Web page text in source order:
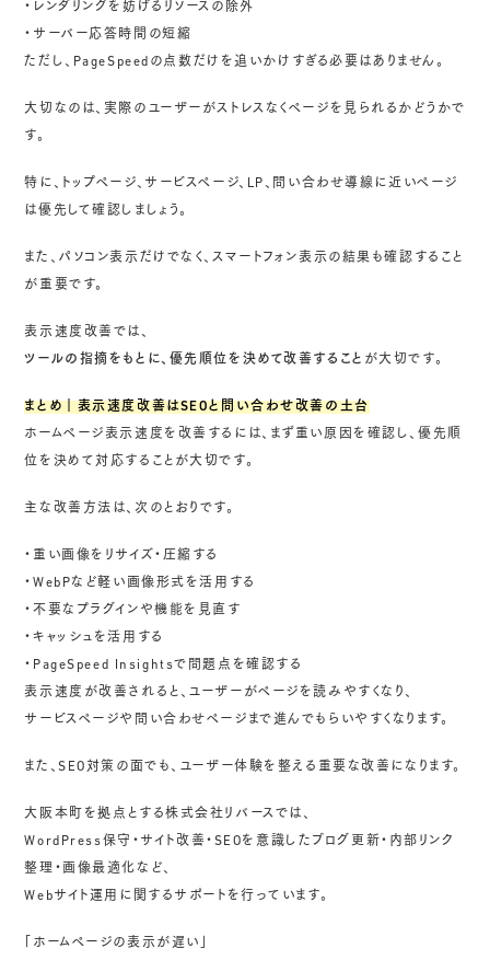
・レンダリングを妨げるリソースの除外
・サーバー応答時間の短縮
ただし、PageSpeedの点数だけを追いかけすぎる必要はありません。
大切なのは、実際のユーザーがストレスなくページを見られるかどうかで
す。
特に、トップページ、サービスページ、LP、問い合わせ導線に近いページ
は優先して確認しましょう。
また、パソコン表示だけでなく、スマートフォン表示の結果も確認すること
が重要です。
表示速度改善では、
ツールの指摘をもとに、優先順位を決めて改善すること が大切です。
まとめ｜表示速度改善はSEOと問い合わせ改善の土台
ホームページ表示速度を改善するには、まず重い原因を確認し、優先順
位を決めて対応することが大切です。
主な改善方法は、次のとおりです。
・重い画像をリサイズ・圧縮する
・WebPなど軽い画像形式を活用する
・不要なプラグインや機能を見直す
・キャッシュを活用する
・PageSpeed Insightsで問題点を確認する
表示速度が改善されると、ユーザーがページを読みやすくなり、
サービスページや問い合わせページまで進んでもらいやすくなります。
また、SEO対策の面でも、ユーザー体験を整える重要な改善になります。
大阪本町を拠点とする株式会社リバースでは、
WordPress保守・サイト改善・SEOを意識したブログ更新・内部リンク
整理・画像最適化など、
Webサイト運用に関するサポートを行っています。
「ホームページの表示が遅い」